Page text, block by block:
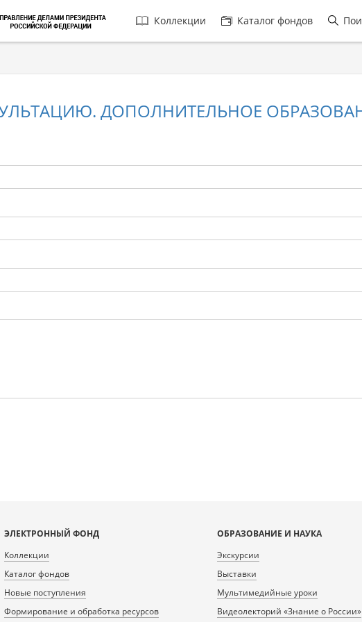
Главная
навигация
Коллекции Каталог фондов
ДОПОЛНИТЕЛЬНОЕ
ЭЛЕКТРОННЫЙ ФОНД
Коллекции
Каталог фондов
Новые поступления
Формирование и обработка ресурсов
ОБРАЗОВАНИЕ И НАУКА
Экскурсии
Выставки
Мультимедийные уроки
Видеолекторий «Знание о России»